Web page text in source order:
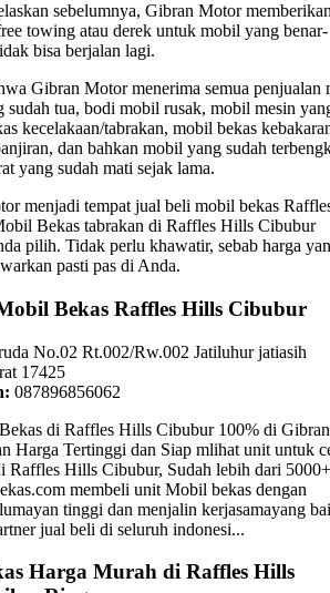
sebelumnya, Gibran Motor
towing atau derek untuk mobil yang benar-
bisa berjalan lagi.
Gibran Motor menerima semua penjualan
sudah tua, bodi mobil rusak, mobil mesin
kecelakaan/tabrakan, mobil bekas
dan bahkan mobil yang sudah
yang sudah mati sejak lama.
menjadi tempat jual beli mobil bekas
Bekas tabrakan di Raffles Hills Cibubur
pilih. Tidak perlu khawatir, sebab harga
pasti pas di Anda.
Bekas Raffles Hills Cibubur
No.02 Rt.002/Rw.002 Jatiluhur jatiasih
17425
087896856062
di Raffles Hills Cibubur 100% di Gibran
Harga Tertinggi dan Siap mlihat unit untuk
Raffles Hills Cibubur, Sudah lebih dari
membeli unit Mobil bekas dengan
tinggi dan menjalin kerjasamayang
jual beli di seluruh indonesi...
Harga Murah di Raffles Hills